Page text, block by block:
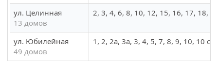
ул. Целинная
13 домов
2, 3, 4, 6, 8, 10, 12, 15, 16, 17, 18,
ул. Юбилейная
49 домов
1, 2, 2а, 3а, 3, 4, 5, 7, 8, 9, 10, 10